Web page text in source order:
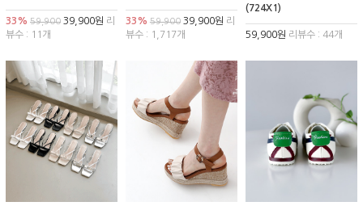
33% 59,900 39,900원 리
뷰수 : 11개
33% 59,90039,900원 리
뷰수 : 1,717개
(724X1)
59,900원 리뷰수 : 44개